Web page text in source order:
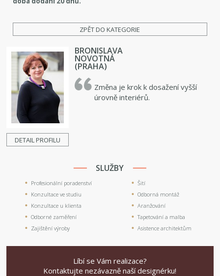
ZPĚT DO KATEGORIE
DETAIL PROFILU
BRONISLAVA
NOVOTNÁ
(PRAHA)
Změna je krok k dosažení vyšší
úrovně interiérů.
SLUŽBY
Profesionální poradenství
Konzultace ve studiu
Konzultace u klienta
Odborné zaměření
Zajištění výroby
Šití
Odborná montáž
Aranžování
Tapetování a malba
Asistence architektům
Líbí se Vám realizace?
Kontaktujte nezávazně naší designérku!